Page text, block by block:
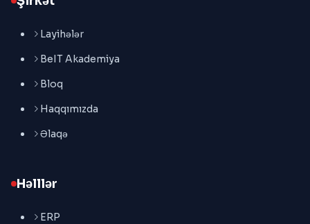
Layihələr
BeIT Akademiya
Bloq
Haqqımızda
Əlaqə
Həlllər
ERP